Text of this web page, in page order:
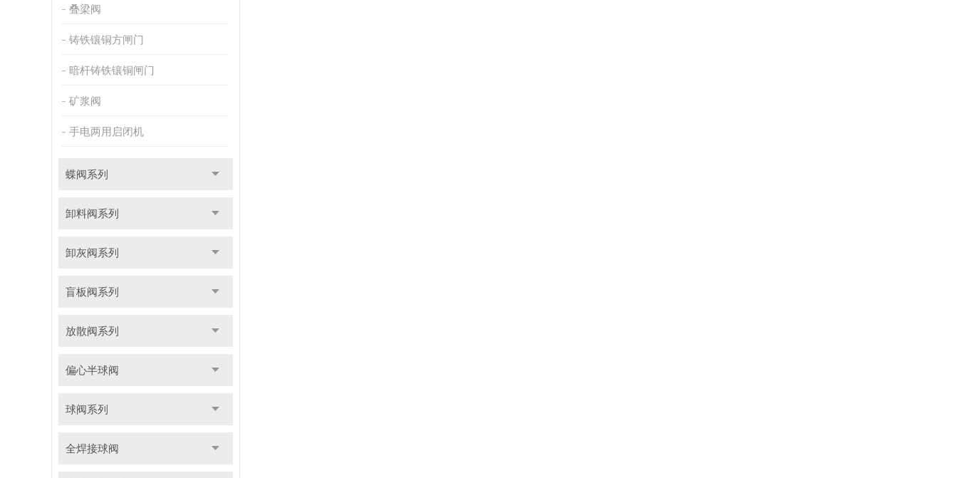
叠梁阀
铸铁镶铜方闸门
暗杆铸铁镶铜闸门
矿浆阀
手电两用启闭机
蝶阀系列
卸料阀系列
卸灰阀系列
盲板阀系列
放散阀系列
偏心半球阀
球阀系列
全焊接球阀